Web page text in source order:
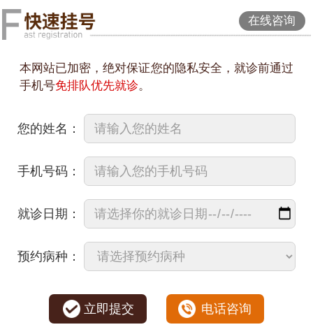
在线咨询
本网站已加密，绝对保证您的隐私安全，就诊前通过
手机号免排队优先就诊。
您的姓名：
手机号码：
就诊日期：
预约病种：
立即提交 电话咨询